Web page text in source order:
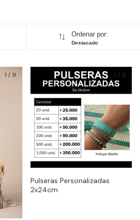
Ordenar por:
Destacado
1 / 9 1 / 5
Pulseras Personalizadas
2x24cm